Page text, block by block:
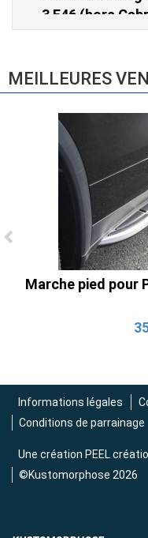
Ligne Cat-
Tube en H
2
3 E46 (hors
MEILLEURES
Marche pied pour
Informations légales
Conditions de parrainage
Une création PEEL
©Kustomorphose 2026